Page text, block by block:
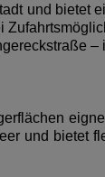
und bietet
und bietet